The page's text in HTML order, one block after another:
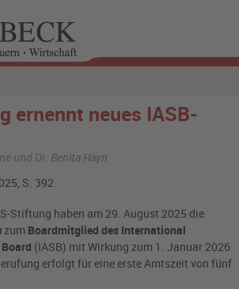
ernennt neues IASB-
und Dr. Benita Hayn
S. 392
Stiftung haben am 29. August 2025 die
zum Boardmitglied des International
(IASB) mit Wirkung zum 1. Januar 2026
erfolgt für eine erste Amtszeit von fünf